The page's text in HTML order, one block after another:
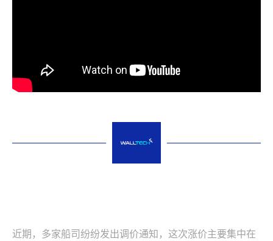
近期，多家船司纷纷发出调价通知，这次涨价主要集中在